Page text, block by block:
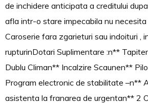
de inchidere anticipata a creditului
afla intr-o stare impecabila nu
Caroserie fara zgarieturi sau indoituri ,
rupturinDotari Suplimentare :n**
Dublu Climan** Incalzire Scaunen**
Program electronic de stabilitate –n**
asistenta la franarea de urgentan** 2